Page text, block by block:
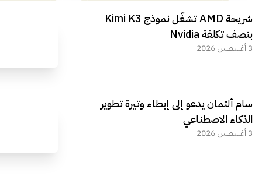
مراجعة شاملة لعملاق الألعاب
الجديد REDMAGIC 11 AIR
شريحة AMD تشغّل نموذج Kimi K3
بنصف تكلفة Nvidia
3 أغسطس 2026
سام ألتمان يدعو إلى إبطاء وتيرة تطوير
الذكاء الاصطناعي
3 أغسطس 2026